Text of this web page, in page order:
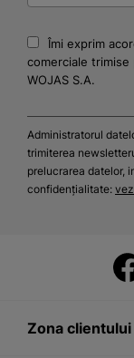
Îmi exprim
comerciale
WOJAS S.A.
Administratorul
trimiterea
prelucrarea datelor,
confidențialitate:
Zona clientului